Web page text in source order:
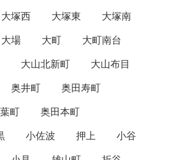
大塚西 大塚東
大塚南
大場 大町
大町南台
大山北新町
大山布目
奥井町
奥田寿町
町
奥田本町
小佐波 押上
小谷